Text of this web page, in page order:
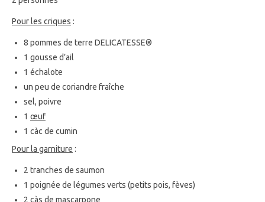
Pour les criques :
8 pommes de terre DELICATESSE®
1 gousse d’ail
1 échalote
un peu de coriandre fraîche
sel, poivre
1 œuf
1 càc de cumin
Pour la garniture :
2 tranches de saumon
1 poignée de légumes verts (petits pois, fèves)
2 càs de mascarpone